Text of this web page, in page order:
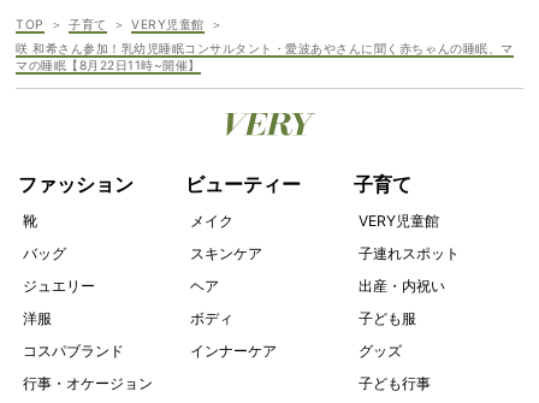
TOP 子育て
VERY児童館
咲 和希さん参加！乳幼児睡眠コンサルタント・愛波あやさんに聞く赤ちゃんの睡眠、マ
マの睡眠【8月22日11時~開催】
ファッション
靴
バッグ
ジュエリー
洋服
コスパブランド
行事・オケージョン
ビューティー
メイク
スキンケア
ヘア
ボディ
インナーケア
子育て
VERY児童館
子連れスポット
出産・内祝い
子ども服
グッズ
子ども行事